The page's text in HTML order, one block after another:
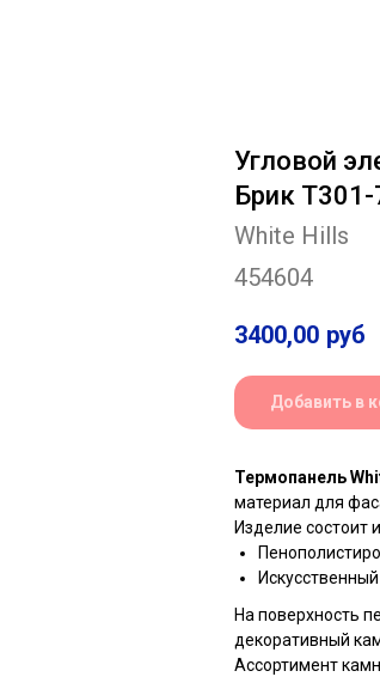
Угловой
Брик
White Hills
454604
3400,00 руб
Добавить в
Термопанель
материал для
Изделие состоит
На поверхность
декоративный
Ассортимент